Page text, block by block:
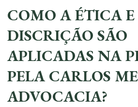
COMO A ÉTICA
DISCRIÇÃO SÃO
APLICADAS NA
PELA CARLOS
ADVOCACIA?